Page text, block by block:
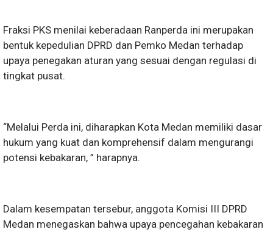
Fraksi PKS menilai keberadaan Ranperda ini merupakan
bentuk kepedulian DPRD dan Pemko Medan terhadap
upaya penegakan aturan yang sesuai dengan regulasi di
tingkat pusat.
“Melalui Perda ini, diharapkan Kota Medan memiliki dasar
hukum yang kuat dan komprehensif dalam mengurangi
potensi kebakaran, ” harapnya.
Dalam kesempatan tersebur, anggota Komisi III DPRD
Medan menegaskan bahwa upaya pencegahan kebakaran